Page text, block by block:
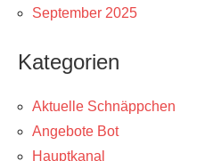
September 2025
Kategorien
Aktuelle Schnäppchen
Angebote Bot
Hauptkanal